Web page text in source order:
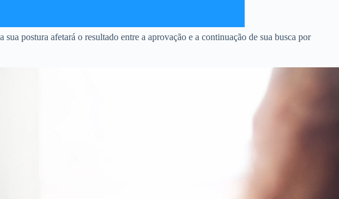
postura afetará o resultado entre a aprovação e a continuação de sua busca por